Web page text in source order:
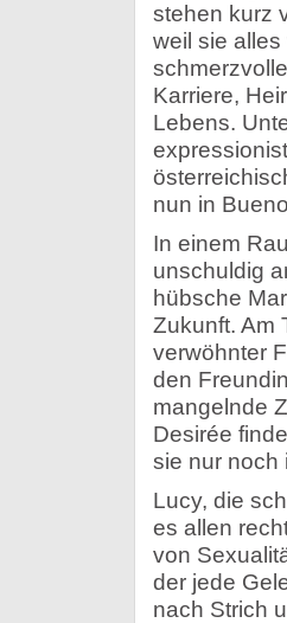
stehen kurz
weil sie
Karriere,
Lebens.
nun in
In einem
unschuldig
hübsche
Zukunft. Am
verwöhnter
den
mangelnde
Desirée
sie nur noch
Lucy, die
es allen
von
der jede
nach Strich